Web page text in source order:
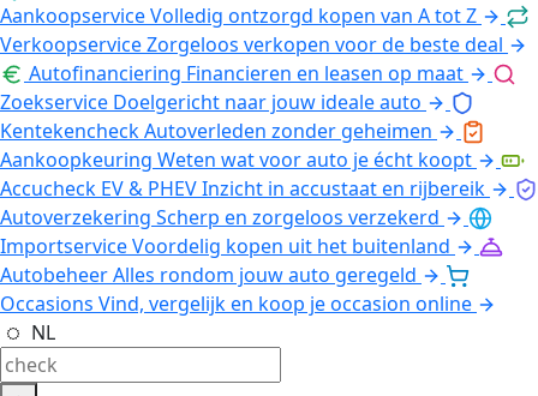
AankoopserviceVolledig ontzorgd kopen van A tot Z
VerkoopserviceZorgeloos verkopen voor de beste deal
Autofinanciering Financieren en leasen op maat
Zoekservice Doelgericht naar jouw ideale auto
KentekencheckAutoverleden zonder geheimen
Aankoopkeuring Weten wat voor auto je écht koopt
Accucheck EV & PHEVInzicht in accustaat en rijbereik
Autoverzekering Scherp en zorgeloos verzekerd
ImportserviceVoordelig kopen uit het buitenland
AutobeheerAlles rondom jouw auto geregeld
Occasions Vind, vergelijk en koop je occasion online
NL